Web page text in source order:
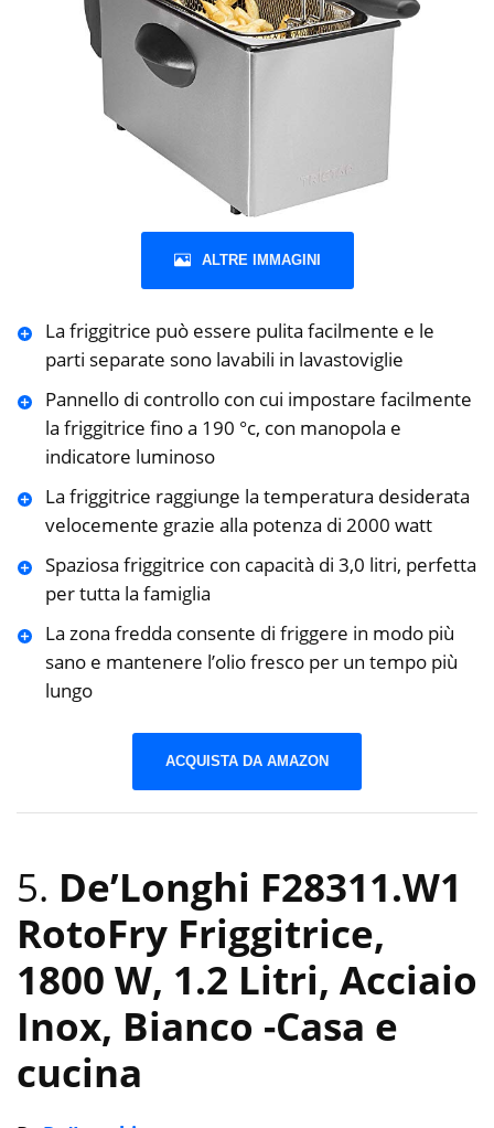
ALTRE IMMAGINI
La friggitrice può essere pulita facilmente e le
parti separate sono lavabili in lavastoviglie
Pannello di controllo con cui impostare facilmente
la friggitrice fino a 190 °c, con manopola e
indicatore luminoso
La friggitrice raggiunge la temperatura desiderata
velocemente grazie alla potenza di 2000 watt
Spaziosa friggitrice con capacità di 3,0 litri, perfetta
per tutta la famiglia
La zona fredda consente di friggere in modo più
sano e mantenere l’olio fresco per un tempo più
lungo
ACQUISTA DA AMAZON
5. De’Longhi F28311.W1
RotoFry Friggitrice,
1800 W, 1.2 Litri, Acciaio
Inox, Bianco -Casa e
cucina